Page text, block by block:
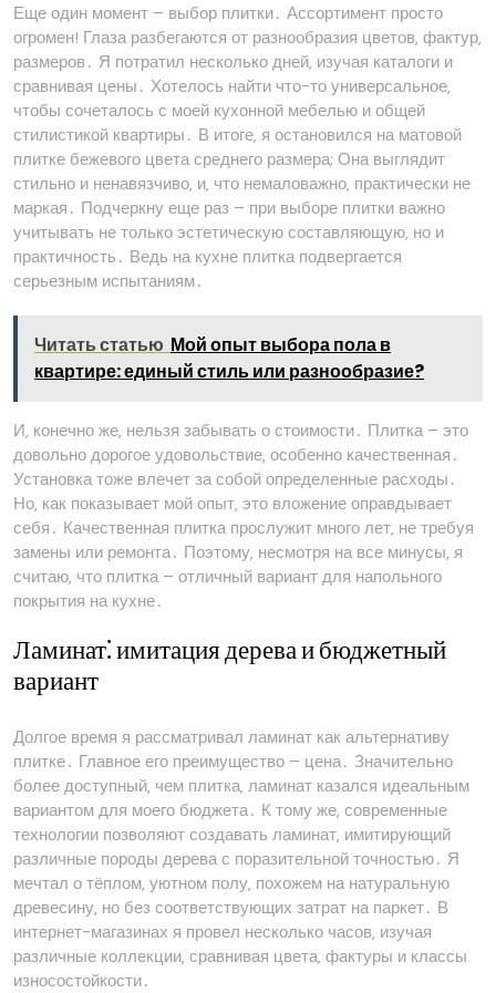
Еще один момент – выбор плитки․ Ассортимент просто
огромен! Глаза разбегаются от разнообразия цветов‚ фактур‚
размеров․ Я потратил несколько дней‚ изучая каталоги и
сравнивая цены․ Хотелось найти что-то универсальное‚
чтобы сочеталось с моей кухонной мебелью и общей
стилистикой квартиры․ В итоге‚ я остановился на матовой
плитке бежевого цвета среднего размера; Она выглядит
стильно и ненавязчиво‚ и‚ что немаловажно‚ практически не
маркая․ Подчеркну еще раз – при выборе плитки важно
учитывать не только эстетическую составляющую‚ но и
практичность․ Ведь на кухне плитка подвергается
серьезным испытаниям․
Читать статью Мой опыт выбора пола в
квартире: единый стиль или разнообразие?
И‚ конечно же‚ нельзя забывать о стоимости․ Плитка – это
довольно дорогое удовольствие‚ особенно качественная․
Установка тоже влечет за собой определенные расходы․
Но‚ как показывает мой опыт‚ это вложение оправдывает
себя․ Качественная плитка прослужит много лет‚ не требуя
замены или ремонта․ Поэтому‚ несмотря на все минусы‚ я
считаю‚ что плитка – отличный вариант для напольного
покрытия на кухне․
Ламинат⁚ имитация дерева и бюджетный
вариант
Долгое время я рассматривал ламинат как альтернативу
плитке․ Главное его преимущество – цена․ Значительно
более доступный‚ чем плитка‚ ламинат казался идеальным
вариантом для моего бюджета․ К тому же‚ современные
технологии позволяют создавать ламинат‚ имитирующий
различные породы дерева с поразительной точностью․ Я
мечтал о тёплом‚ уютном полу‚ похожем на натуральную
древесину‚ но без соответствующих затрат на паркет․ В
интернет-магазинах я провел несколько часов‚ изучая
различные коллекции‚ сравнивая цвета‚ фактуры и классы
износостойкости․